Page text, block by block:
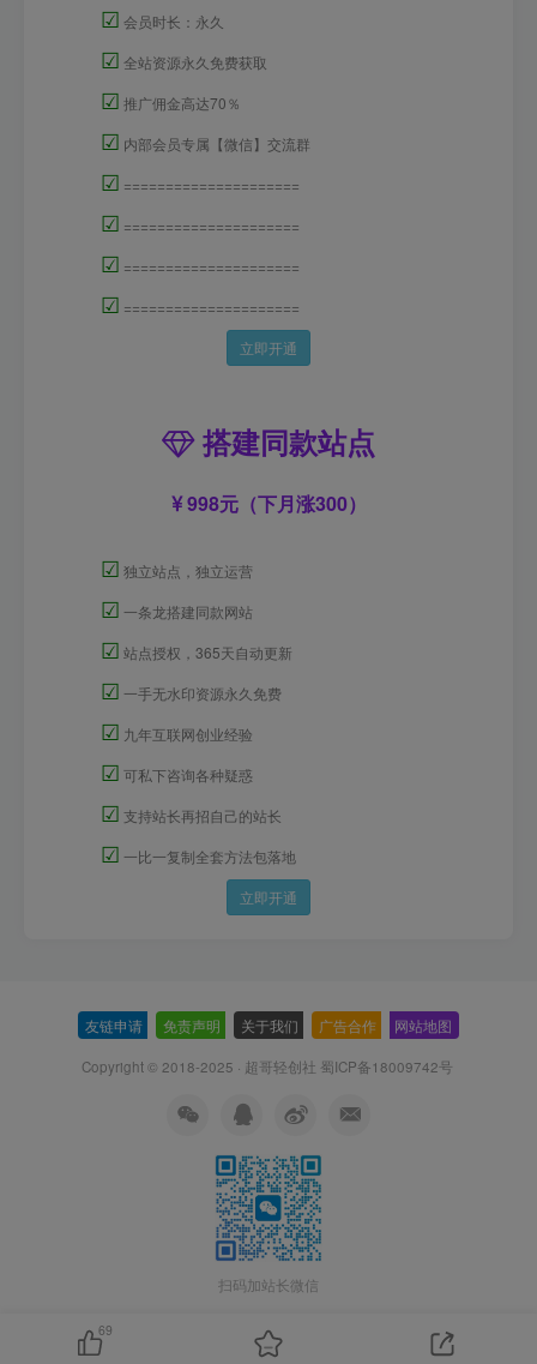
☑ 会员时长：永久
☑ 全站资源永久免费获取
☑ 推广佣金高达70％
☑ 内部会员专属【微信】交流群
☑ =====================
☑ =====================
☑ =====================
☑ =====================
立即开通
搭建同款站点
998元（下月涨300）
☑ 独立站点，独立运营
☑ 一条龙搭建同款网站
☑ 站点授权，365天自动更新
☑ 一手无水印资源永久免费
☑ 九年互联网创业经验
☑ 可私下咨询各种疑惑
☑ 支持站长再招自己的站长
☑ 一比一复制全套方法包落地
立即开通
友链申请 免责声明 关于我们 广告合作 网站地图
Copyright © 2018-2025 · 超哥轻创社 蜀ICP备18009742号
扫码加站长微信
69